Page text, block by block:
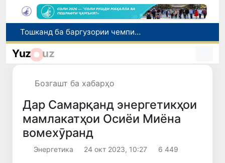
Шаҳрвандони Ӯзбекистон метавонанд дар доираи барномаи H-2A ба корҳои мавсимии кишоварзӣ дар ИМА сафарбар шаванд
Намояндагии Агентии муҳоҷират дар Москва моҳи июл ба зиёда аз 1,8 ҳазор шаҳрванди Ӯзбекистон кумак расонд
Yuz uz
Бозгашт ба хабарҳо
Дар Самарқанд энергетикҳои
мамлакатҳои Осиёи Миёна
вомехӯранд
Энергетика 24 окт 2023, 10:27 6 449